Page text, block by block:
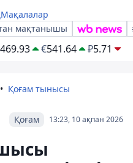
Мақалалар
мақтанышы
469.93 €541.64 ₽5.71
Қоғам тынысы
13:23, 10 ақпан 2026
Қоғам